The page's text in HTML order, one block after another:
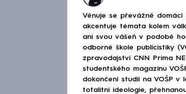
Věnuje se převážně domácí
akcentuje témata kolem
ani svou vášeň v podobě
odborné škole publicistiky
zpravodajství CNN Prima
studentského magazínu
dokončení studií na VOŠP v
totalitní ideologie,